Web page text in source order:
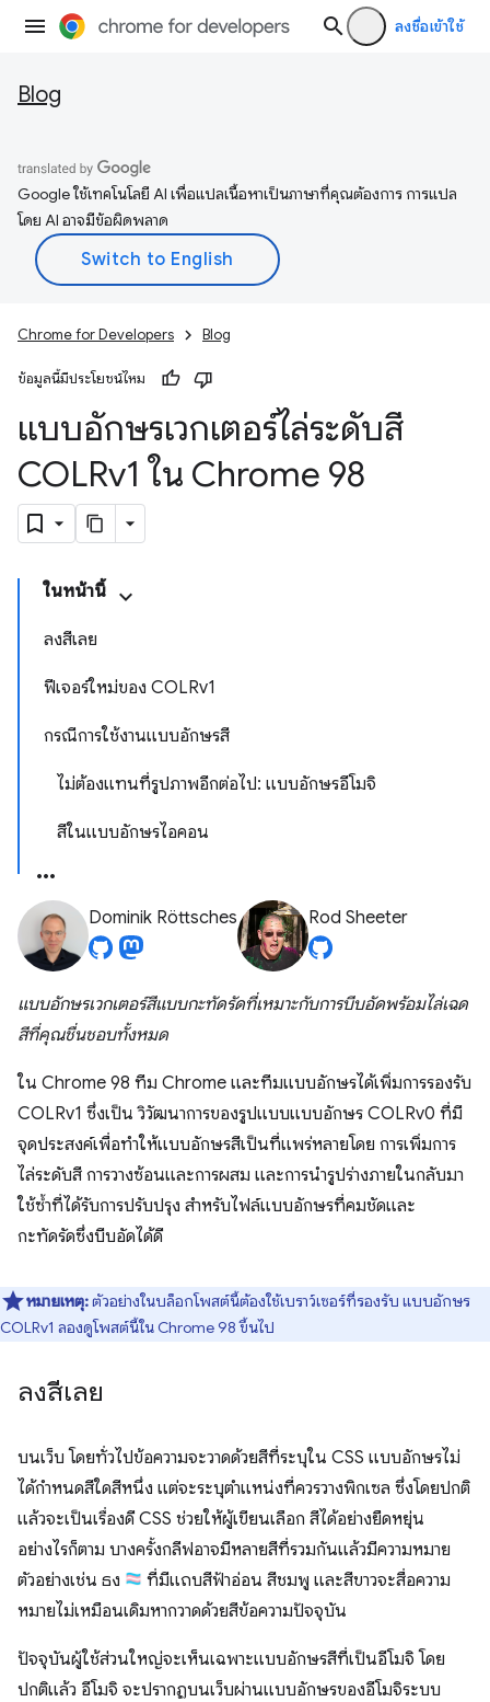
ลงชื่อเข้าใช้
Blog
Google ใช้เทคโนโลยี AI เพื่อแปลเนื้อหาเป็นภาษาที่คุณต้องการ การแปล
โดย AI อาจมีข้อผิดพลาด
Chrome for Developers Blog
ข้อมูลนี้มีประโยชน์ไหม
แบบอักษรเวกเตอร์ไล่ระดับสี
COLRv1 ใน Chrome 98
ในหน้านี้
ลงสีเลย
ฟีเจอร์ใหม่ของ COLRv1
กรณีการใช้งานแบบอักษรสี
ไม่ต้องแทนที่รูปภาพอีกต่อไป: แบบอักษรอีโมจิ
สีในแบบอักษรไอคอน
Dominik Röttsches Rod Sheeter
แบบอักษรเวกเตอร์สีแบบกะทัดรัดที่เหมาะกับการบีบอัดพร้อมไล่เฉด
สีที่คุณชื่นชอบทั้งหมด
ใน Chrome 98 ทีม Chrome และทีมแบบอักษรได้เพิ่มการรองรับ
COLRv1 ซึ่งเป็น วิวัฒนาการของรูปแบบแบบอักษร COLRv0 ที่มี
จุดประสงค์เพื่อทำให้แบบอักษรสีเป็นที่แพร่หลายโดย การเพิ่มการ
ไล่ระดับสี การวางซ้อนและการผสม และการนำรูปร่างภายในกลับมา
ใช้ซ้ำที่ได้รับการปรับปรุง สำหรับไฟล์แบบอักษรที่คมชัดและ
กะทัดรัดซึ่งบีบอัดได้ดี
หมายเหตุ:ตัวอย่างในบล็อกโพสต์นี้ต้องใช้เบราว์เซอร์ที่รองรับ แบบอักษร
COLRv1 ลองดูโพสต์นี้ใน Chrome 98 ขึ้นไป
ลงสีเลย
บนเว็บ โดยทั่วไปข้อความจะวาดด้วยสีที่ระบุใน CSS แบบอักษรไม่
ได้กำหนดสีใดสีหนึ่ง แต่จะระบุตำแหน่งที่ควรวางพิกเซล ซึ่งโดยปกติ
แล้วจะเป็นเรื่องดี CSS ช่วยให้ผู้เขียนเลือก สีได้อย่างยืดหยุ่น
อย่างไรก็ตาม บางครั้งกลีฟอาจมีหลายสีที่รวมกันแล้วมีความหมาย
ตัวอย่างเช่น ธง
ที่มีแถบสีฟ้าอ่อน สีชมพู และสีขาวจะสื่อความ
หมายไม่เหมือนเดิมหากวาดด้วยสีข้อความปัจจุบัน
ปัจจุบันผู้ใช้ส่วนใหญ่จะเห็นเฉพาะแบบอักษรสีที่เป็นอีโมจิ โดย
ปกติแล้ว อีโมจิ จะปรากฏบนเว็บผ่านแบบอักษรของอีโมจิระบบ